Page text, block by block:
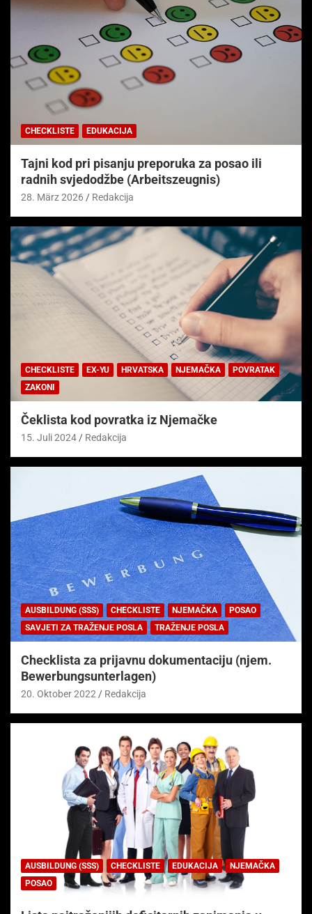
CHECKLISTE EDUKACIJA
Tajni kod pri pisanju preporuka za posao ili
radnih svjedodžbe (Arbeitszeugnis)
28. März 2026 Redakcija
CHECKLISTE EX-YU HRVATSKA NJEMAČKA
POVRATAK
ZAKONI
Čeklista kod povratka iz Njemačke
15. Juli 2024 Redakcija
AUSBILDUNG (SSS) CHECKLISTE NJEMAČKA
POSAO
SAVJETI ZA TRAŽENJE POSLA
TRAŽENJE POSLA
Checklista za prijavnu dokumentaciju (njem.
Bewerbungsunterlagen)
20. Oktober 2022 Redakcija
AUSBILDUNG (SSS) CHECKLISTE EDUKACIJA
NJEMAČKA
POSAO